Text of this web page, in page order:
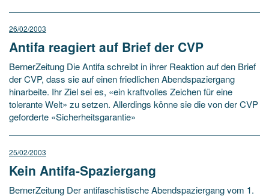
26/02/2003
Antifa reagiert auf Brief der CVP
BernerZeitung Die Antifa schreibt in ihrer Reaktion auf den Brief
der CVP, dass sie auf einen friedlichen Abendspaziergang
hinarbeite. Ihr Ziel sei es, «ein kraftvolles Zeichen für eine
tolerante Welt» zu setzen. Allerdings könne sie die von der CVP
geforderte «Sicherheitsgarantie»
25/02/2003
Kein Antifa-Spaziergang
BernerZeitung Der antifaschistische Abendspaziergang vom 1.